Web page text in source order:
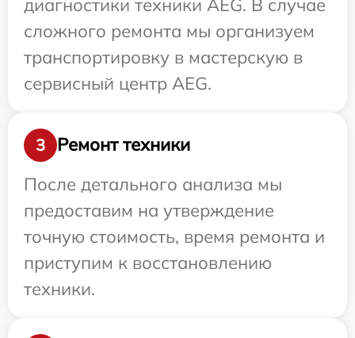
диагностики техники AEG. В случае
сложного ремонта мы организуем
транспортировку в мастерскую в
сервисный центр AEG.
3
Ремонт техники
После детального анализа мы
предоставим на утверждение
точную стоимость, время ремонта и
приступим к восстановлению
техники.